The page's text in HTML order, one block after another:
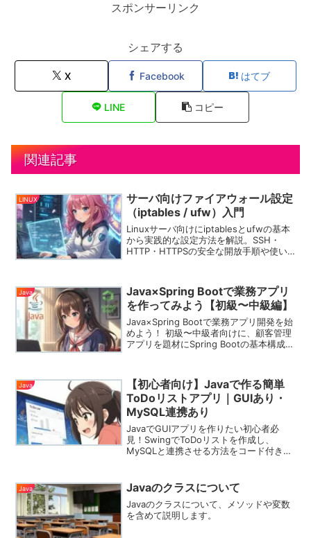
スポンサーリンク
シェアする
X Facebook はてブ
LINE コピー
関連記事
LINUX
サーバ向けファイアウォール設定
（iptables / ufw）入門
Linuxサーバ向けにiptablesとufwの基本
から実践的な設定方法を解説。SSH・
HTTP・HTTPSの安全な開放手順や使い
Java
Java×Spring Bootで業務アプリ
を作ってみよう【初級〜中級編】
Java×Spring Bootで業務アプリ開発を始
めよう！ 初級〜中級者向けに、顧客管理
アプリを題材にSpring Bootの基本構成か
につきます。
Java
【初心者向け】Javaで作る簡単
ToDoリストアプリ｜GUIあり・
MySQL連携あり
JavaでGUIアプリを作りたい初心者必
見！SwingでToDoリストを作成し、
MySQLと連携させる方法をコード付きで
Java Javaのクラスについて
Javaのクラスについて、メソッドや変数
を含めて説明します。